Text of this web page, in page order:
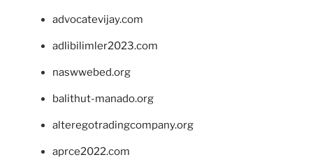
advocatevijay.com
adlibilimler2023.com
naswwebed.org
balithut-manado.org
alteregotradingcompany.org
aprce2022.com